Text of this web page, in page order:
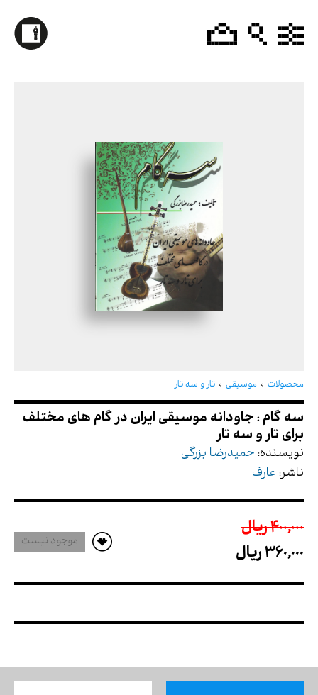
محصولات موسیقی تار و سه تار
سه گام : جاودانه موسیقی ایران در گام های مختلف
نویسنده: حمیدرضا بزرگی
ناشر: عارف
400,000 ريال
360,000 ريال
موجود نیست